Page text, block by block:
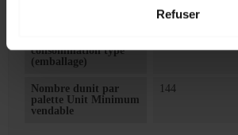
Refuser
consommation type
(emballage)
Nombre dunit par
palette Unit Minimum
vendable
144